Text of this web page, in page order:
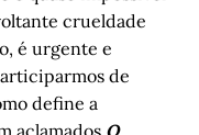
crueldade
é urgente e
de
define a
aclamados O